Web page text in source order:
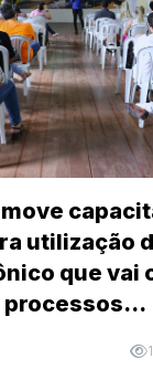
utilização
que vai